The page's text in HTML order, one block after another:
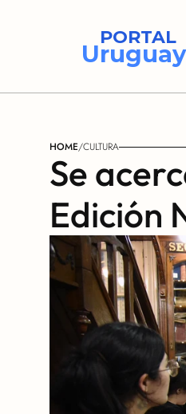
PORTAL
HOME/CULTURA
Se
Edición